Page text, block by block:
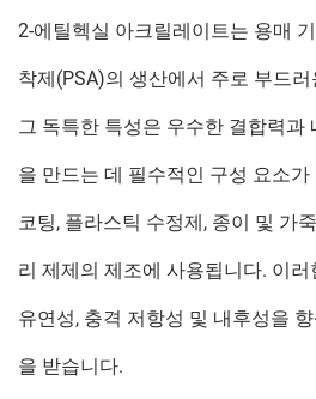
2-에틸헥실 아크릴레이트는 용매
착제(PSA)의 생산에서 주로 부드
그 독특한 특성은 우수한 결합력과
을 만드는 데 필수적인 구성 요소가
코팅, 플라스틱 수정제, 종이 및 가
리 제제의 제조에 사용됩니다. 이
유연성, 충격 저항성 및 내후성을
을 받습니다.